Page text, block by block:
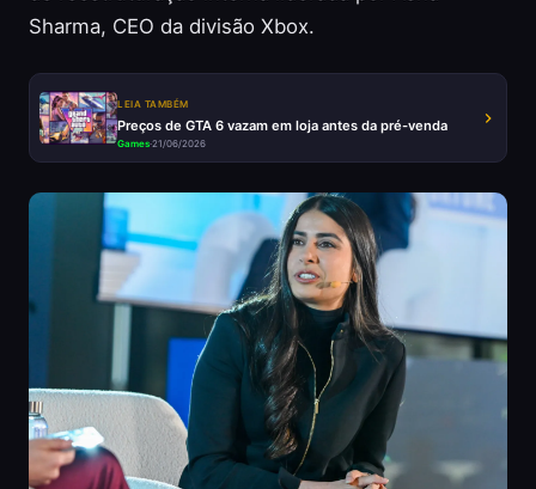
Sharma, CEO da divisão Xbox.
LEIA TAMBÉM
Preços de GTA 6 vazam em loja antes da pré-venda
Games·21/06/2026